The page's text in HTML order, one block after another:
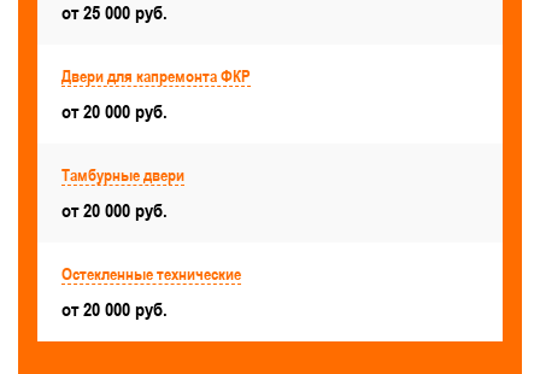
от 25 000 руб.
Двери для капремонта ФКР
от 20 000 руб.
Тамбурные двери
от 20 000 руб.
Остекленные технические
от 20 000 руб.